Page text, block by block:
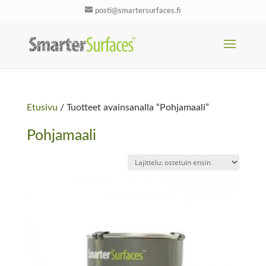
posti@smartersurfaces.fi
Etusivu / Tuotteet avainsanalla “Pohjamaali”
Pohjamaali